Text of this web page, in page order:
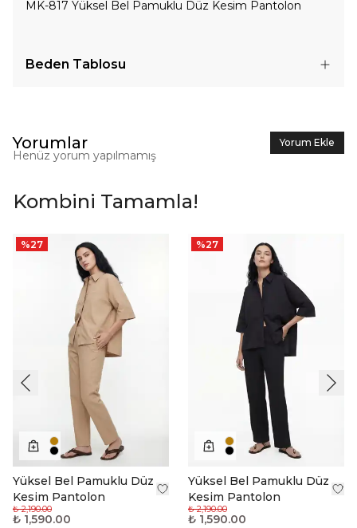
MK-817 Yüksel Bel Pamuklu Düz Kesim Pantolon
Beden Tablosu
Yorumlar Yorum Ekle
Henüz yorum yapılmamış
Kombini Tamamla!
%27
Yüksel Bel Pamuklu Düz
Kesim Pantolon
₺ 2,190.00
₺ 1,590.00
%27
Yüksel Bel Pamuklu Düz
Kesim Pantolon
₺ 2,190.00
₺ 1,590.00